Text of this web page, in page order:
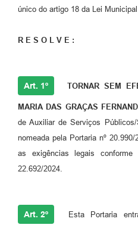
único do artigo 18 da Lei Municipal
R E S O L V E :
Art. 1º TORNAR SEM
MARIA DAS GRAÇAS
de Auxiliar de Serviços
nomeada pela Portaria nº
as exigências legais
22.692/2024.
Art. 2º Esta Portaria